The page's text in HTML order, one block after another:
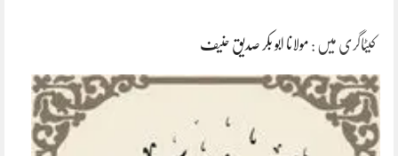
کیٹاگری میں : مولانا ابو بکر صدیق حنیف